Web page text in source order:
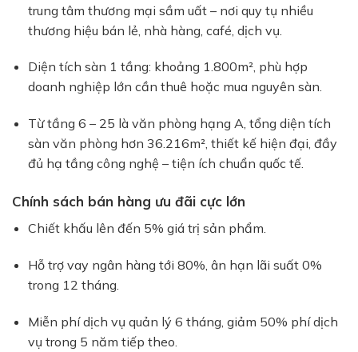
trung tâm thương mại sầm uất – nơi quy tụ nhiều
thương hiệu bán lẻ, nhà hàng, café, dịch vụ.
Diện tích sàn 1 tầng: khoảng 1.800m², phù hợp
doanh nghiệp lớn cần thuê hoặc mua nguyên sàn.
Từ tầng 6 – 25 là văn phòng hạng A, tổng diện tích
sàn văn phòng hơn 36.216m², thiết kế hiện đại, đầy
đủ hạ tầng công nghệ – tiện ích chuẩn quốc tế.
Chính sách bán hàng ưu đãi cực lớn
Chiết khấu lên đến 5% giá trị sản phẩm.
Hỗ trợ vay ngân hàng tới 80%, ân hạn lãi suất 0%
trong 12 tháng.
Miễn phí dịch vụ quản lý 6 tháng, giảm 50% phí dịch
vụ trong 5 năm tiếp theo.